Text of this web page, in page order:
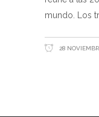
mundo. Los
28